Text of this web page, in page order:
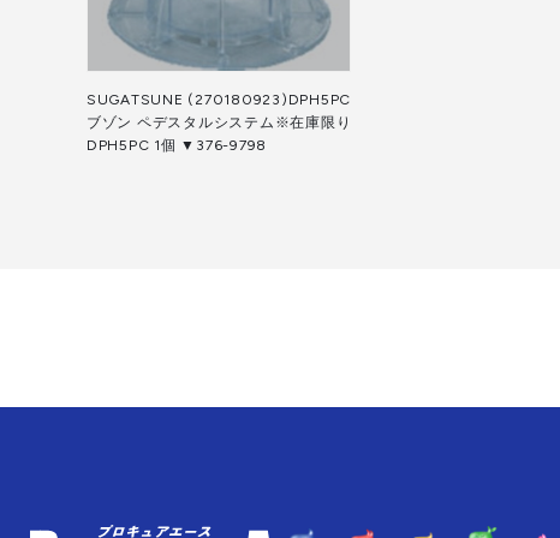
SUGATSUNE (270180923)DPH5PC
ブゾン ペデスタルシステム※在庫限り
DPH5PC 1個 ▼376-9798